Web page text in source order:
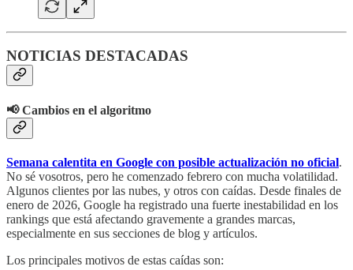
NOTICIAS DESTACADAS
📢 Cambios en el algoritmo
Semana calentita en Google con posible actualización no oficial.
No sé vosotros, pero he comenzado febrero con mucha volatilidad.
Algunos clientes por las nubes, y otros con caídas. Desde finales de
enero de 2026, Google ha registrado una fuerte inestabilidad en los
rankings que está afectando gravemente a grandes marcas,
especialmente en sus secciones de blog y artículos.
Los principales motivos de estas caídas son: